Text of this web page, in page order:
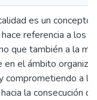
es un concepto
referencia a los
que también a la
en el ámbito
comprometiendo a
la consecución